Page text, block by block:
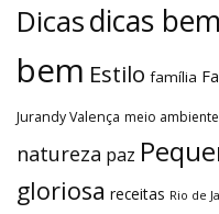
Dicasdicas
bem Estilo família
Jurandy Valença meio ambiente
natureza paz
gloriosa receitas Rio de